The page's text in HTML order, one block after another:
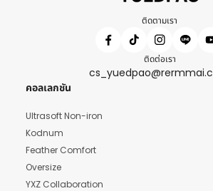
ติดตามเรา
ติดต่อเรา
คอลเลกชัน
Ultrasoft Non-iron
Kodnum
Feather Comfort
Oversize
YXZ Collaboration